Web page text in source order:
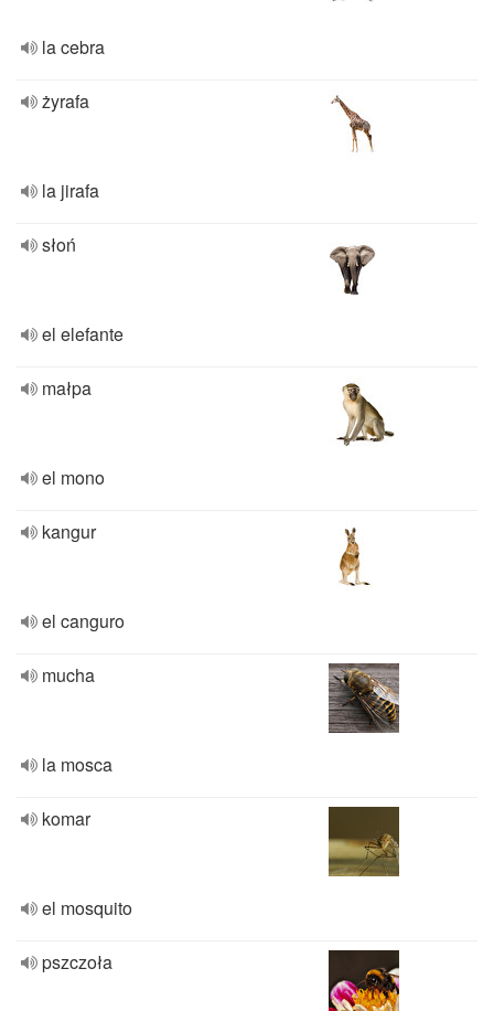
la cebra
żyrafa
la jirafa
słoń
el elefante
małpa
el mono
kangur
el canguro
mucha
la mosca
komar
el mosquito
pszczoła